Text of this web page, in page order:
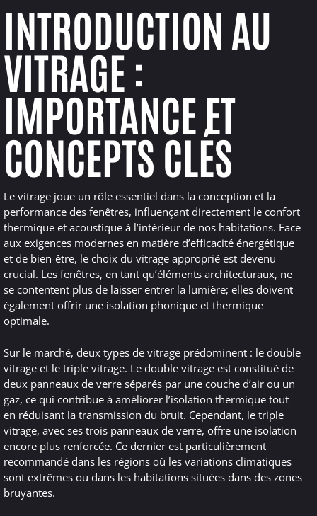
INTRODUCTION AU
VITRAGE :
IMPORTANCE ET
CONCEPTS CLÉS
Le vitrage joue un rôle essentiel dans la conception et la
performance des fenêtres, influençant directement le confort
thermique et acoustique à l’intérieur de nos habitations. Face
aux exigences modernes en matière d’efficacité énergétique
et de bien-être, le choix du vitrage approprié est devenu
crucial. Les fenêtres, en tant qu’éléments architecturaux, ne
se contentent plus de laisser entrer la lumière; elles doivent
également offrir une isolation phonique et thermique
optimale.
Sur le marché, deux types de vitrage prédominent : le double
vitrage et le triple vitrage. Le double vitrage est constitué de
deux panneaux de verre séparés par une couche d’air ou un
gaz, ce qui contribue à améliorer l’isolation thermique tout
en réduisant la transmission du bruit. Cependant, le triple
vitrage, avec ses trois panneaux de verre, offre une isolation
encore plus renforcée. Ce dernier est particulièrement
recommandé dans les régions où les variations climatiques
sont extrêmes ou dans les habitations situées dans des zones
bruyantes.